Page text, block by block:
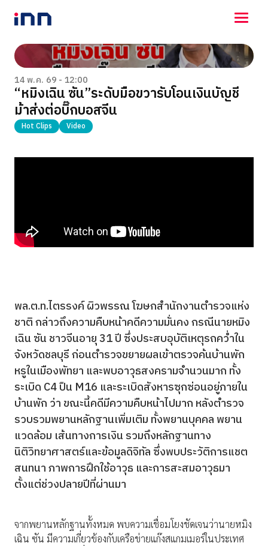
NEWS
ENTERTAINMENT
LIFESTYLE
HOROSCOPE
LOTTERY
VIDEO
14 พ.ค. 69 - 12:00
“หมิงเฉิน ซัน”ระดับมือขวารับโอนเงินบัญชี
ม้าส่งต่อบิ๊กบอสจีน
Hot Clips Video
พล.ต.ท.ไตรรงค์ ผิวพรรณ โฆษกสำนักงานตำรวจแห่ง
ชาติ กล่าวถึงความคืบหน้าคดีความมั่นคง กรณีนายหมิง
เฉิน ซัน ชาวจีนอายุ 31 ปี ซึ่งประสบอุบัติเหตุรถคว่ำใน
จังหวัดชลบุรี ก่อนตำรวจขยายผลเข้าตรวจค้นบ้านพัก
หรูในเมืองพัทยา และพบอาวุธสงครามจำนวนมาก ทั้ง
ระเบิด C4 ปืน M16 และระเบิดสังหารซุกซ่อนอยู่ภายใน
บ้านพัก ว่า ขณะนี้คดีมีความคืบหน้าไปมาก หลังตำรวจ
รวบรวมพยานหลักฐานเพิ่มเติม ทั้งพยานบุคคล พยาน
แวดล้อม เส้นทางการเงิน รวมถึงหลักฐานทาง
นิติวิทยาศาสตร์และข้อมูลดิจิทัล ซึ่งพบประวัติการแชต
สนทนา ภาพการฝึกใช้อาวุธ และการสะสมอาวุธมา
ตั้งแต่ช่วงปลายปีที่ผ่านมา
จากพยานหลักฐานทั้งหมด พบความเชื่อมโยงชัดเจนว่านายหมิง
เฉิน ซัน มีความเกี่ยวข้องกับเครือข่ายแก๊งสแกมเมอร์ในประเทศ